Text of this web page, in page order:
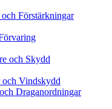
Förstärkningar
och Skydd
Vindskydd
Draganordningar